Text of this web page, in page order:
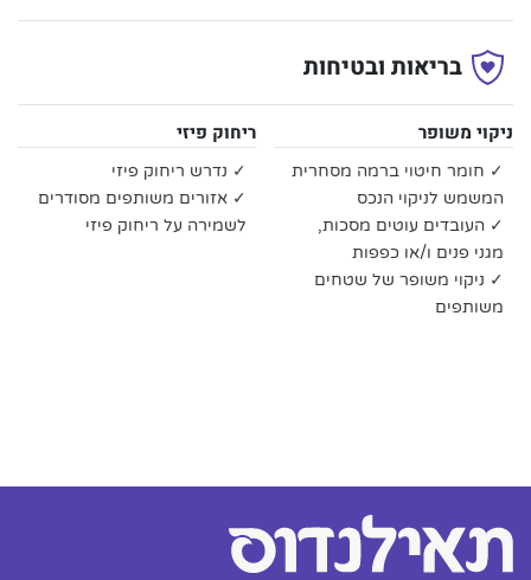
בריאות ובטיחות
ניקוי משופר
✓ חומר חיטוי ברמה מסחרית
המשמש לניקוי הנכס
✓ העובדים עוטים מסכות,
מגני פנים ו/או כפפות
✓ ניקוי משופר של שטחים
משותפים
ריחוק פיזי
✓ נדרש ריחוק פיזי
✓ אזורים משותפים מסודרים
לשמירה על ריחוק פיזי